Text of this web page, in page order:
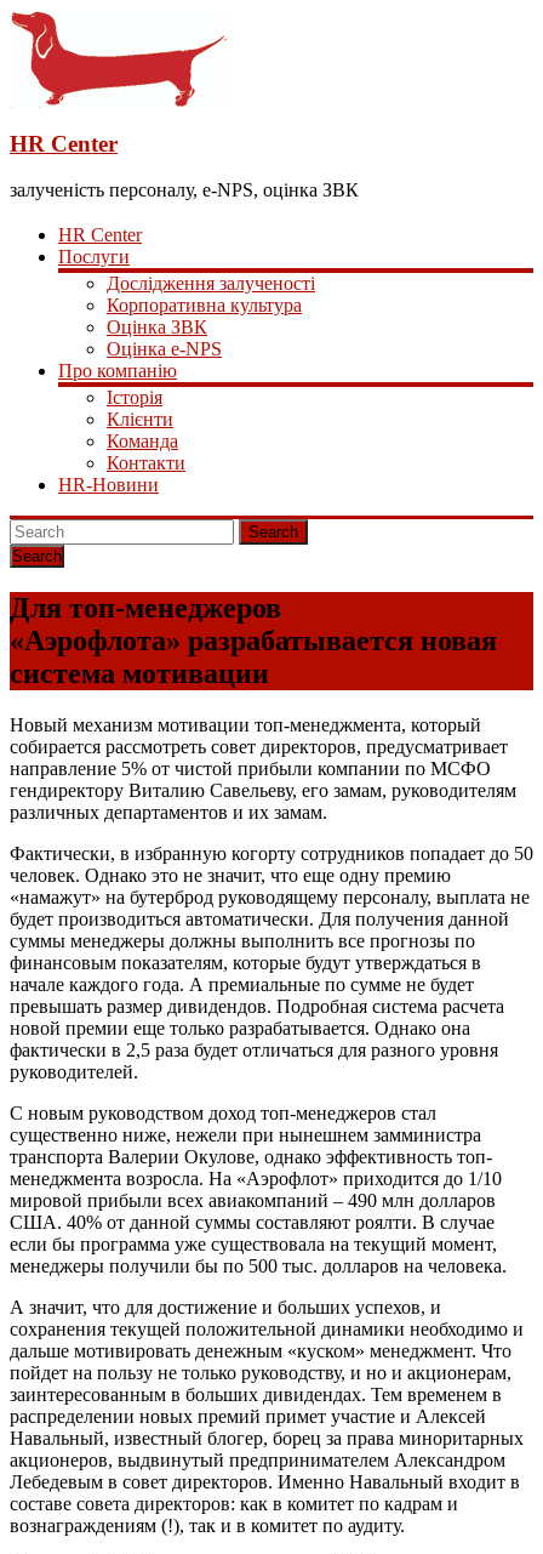
HR Center
залученість персоналу, e-NPS, оцінка ЗВК
HR Center
Послуги
Дослідження залученості
Корпоративна культура
Оцінка ЗВК
Оцінка e-NPS
Про компанію
Історія
Клієнти
Команда
Контакти
HR-Новини
Search
Для топ-менеджеров
«Аэрофлота» разрабатывается новая
система мотивации
Новый механизм мотивации топ-менеджмента, который
собирается рассмотреть совет директоров, предусматривает
направление 5% от чистой прибыли компании по МСФО
гендиректору Виталию Савельеву, его замам, руководителям
различных департаментов и их замам.
Фактически, в избранную когорту сотрудников попадает до 50
человек. Однако это не значит, что еще одну премию
«намажут» на бутерброд руководящему персоналу, выплата не
будет производиться автоматически. Для получения данной
суммы менеджеры должны выполнить все прогнозы по
финансовым показателям, которые будут утверждаться в
начале каждого года. А премиальные по сумме не будет
превышать размер дивидендов. Подробная система расчета
новой премии еще только разрабатывается. Однако она
фактически в 2,5 раза будет отличаться для разного уровня
руководителей.
С новым руководством доход топ-менеджеров стал
существенно ниже, нежели при нынешнем замминистра
транспорта Валерии Окулове, однако эффективность топ-
менеджмента возросла. На «Аэрофлот» приходится до 1/10
мировой прибыли всех авиакомпаний – 490 млн долларов
США. 40% от данной суммы составляют роялти. В случае
если бы программа уже существовала на текущий момент,
менеджеры получили бы по 500 тыс. долларов на человека.
А значит, что для достижение и больших успехов, и
сохранения текущей положительной динамики необходимо и
дальше мотивировать денежным «куском» менеджмент. Что
пойдет на пользу не только руководству, и но и акционерам,
заинтересованным в больших дивидендах. Тем временем в
распределении новых премий примет участие и Алексей
Навальный, известный блогер, борец за права миноритарных
акционеров, выдвинутый предпринимателем Александром
Лебедевым в совет директоров. Именно Навальный входит в
составе совета директоров: как в комитет по кадрам и
вознаграждениям (!), так и в комитет по аудиту.